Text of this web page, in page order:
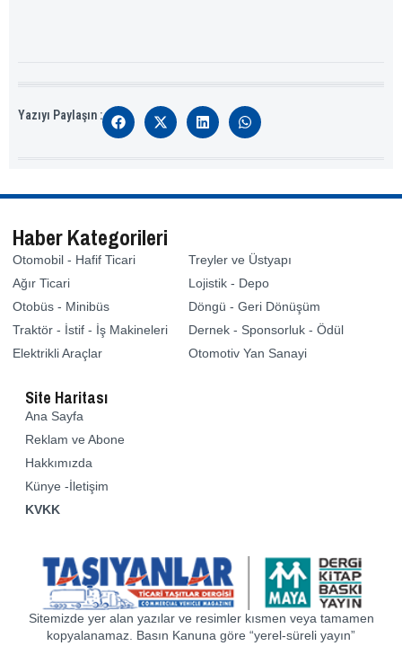
Yazıyı Paylaşın :
Haber Kategorileri
Otomobil - Hafif Ticari
Ağır Ticari
Otobüs - Minibüs
Traktör - İstif - İş Makineleri
Elektrikli Araçlar
Treyler ve Üstyapı
Lojistik - Depo
Döngü - Geri Dönüşüm
Dernek - Sponsorluk - Ödül
Otomotiv Yan Sanayi
Site Haritası
Ana Sayfa
Reklam ve Abone
Hakkımızda
Künye -İletişim
KVKK
Sitemizde yer alan yazılar ve resimler kısmen veya tamamen
kopyalanamaz. Basın Kanuna göre “yerel-süreli yayın”